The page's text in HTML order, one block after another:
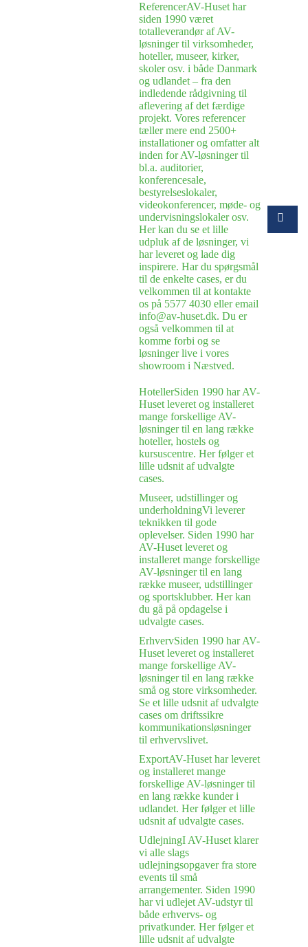
ReferencerAV-Huset har
siden 1990 været
totalleverandør af AV-
løsninger til virksomheder,
hoteller, museer, kirker,
skoler osv. i både Danmark
og udlandet – fra den
indledende rådgivning til
aflevering af det færdige
projekt. Vores referencer
tæller mere end 2500+
installationer og omfatter alt
inden for AV-løsninger til
bl.a. auditorier,
konferencesale,
bestyrelseslokaler,
videokonferencer, møde- og
undervisningslokaler osv.
Her kan du se et lille
udpluk af de løsninger, vi
har leveret og lade dig
inspirere. Har du spørgsmål
til de enkelte cases, er du
velkommen til at kontakte
os på 5577 4030 eller email
info@av-huset.dk. Du er
også velkommen til at
komme forbi og se
løsninger live i vores
showroom i Næstved.
HotellerSiden 1990 har AV-
Huset leveret og installeret
mange forskellige AV-
løsninger til en lang række
hoteller, hostels og
kursuscentre. Her følger et
lille udsnit af udvalgte
cases.
Museer, udstillinger og
underholdningVi leverer
teknikken til gode
oplevelser. Siden 1990 har
AV-Huset leveret og
installeret mange forskellige
AV-løsninger til en lang
række museer, udstillinger
og sportsklubber. Her kan
du gå på opdagelse i
udvalgte cases.
ErhvervSiden 1990 har AV-
Huset leveret og installeret
mange forskellige AV-
løsninger til en lang række
små og store virksomheder.
Se et lille udsnit af udvalgte
cases om driftssikre
kommunikationsløsninger
til erhvervslivet.
ExportAV-Huset har leveret
og installeret mange
forskellige AV-løsninger til
en lang række kunder i
udlandet. Her følger et lille
udsnit af udvalgte cases.
UdlejningI AV-Huset klarer
vi alle slags
udlejningsopgaver fra store
events til små
arrangementer. Siden 1990
har vi udlejet AV-udstyr til
både erhvervs- og
privatkunder. Her følger et
lille udsnit af udvalgte